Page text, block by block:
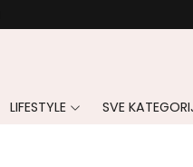
LIFESTYLE SVE